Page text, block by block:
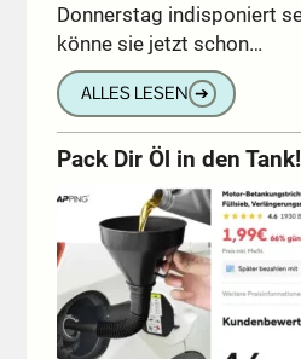
Donnerstag indisponiert
könne sie jetzt schon…
ALLES LESEN ➔
Pack Dir Öl in den Tank!